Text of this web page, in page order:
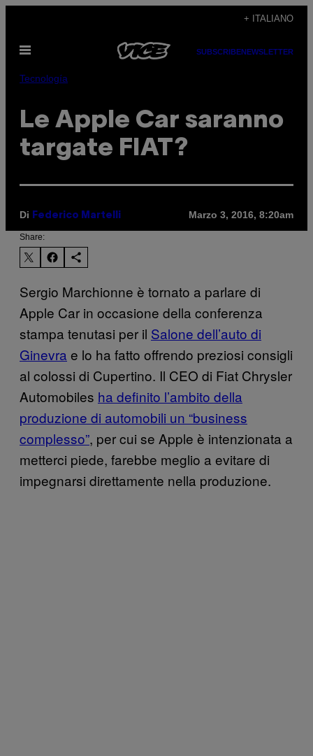
contenuto
+ ITALIANO
Apri
SUBSCRIBENEWSLETTER
Tecnología
Le Apple Car saranno
targate FIAT?
Di Federico Martelli Marzo 3, 2016, 8:20am
Share:
Sergio Marchionne è tornato a parlare di
Apple Car in occasione della conferenza
stampa tenutasi per il Salone dell’auto di
Ginevra e lo ha fatto offrendo preziosi consigli
al colossi di Cupertino. Il CEO di Fiat Chrysler
Automobiles ha definito l’ambito della
produzione di automobili un “business
complesso”, per cui se Apple è intenzionata a
metterci piede, farebbe meglio a evitare di
impegnarsi direttamente nella produzione.